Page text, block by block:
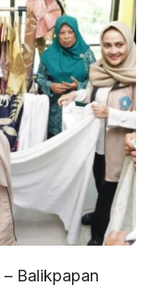
– Balikpapan